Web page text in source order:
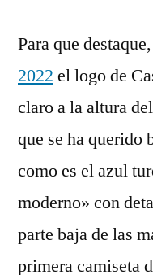
Para que destaque,
2022 el logo de
claro a la altura
que se ha querido
como es el azul
moderno» con
parte baja de las
primera camiseta